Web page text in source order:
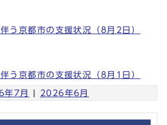
う京都市の支援状況（8月2日）
う京都市の支援状況（8月1日）
年7月 2026年6月